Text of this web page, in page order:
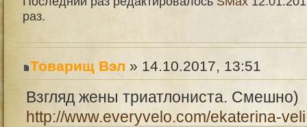
раз.
Товарищ Вэл » 14.10.2017, 13:51
Взгляд жены триатлониста. Смешно)
http://www.everyvelo.com/ekaterina-